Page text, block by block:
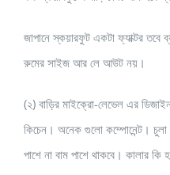
জাপানে স্কয়ারফুট একটা ফ্যাক্টর তবে
রুমের সাইজ আর লে আউট নয়।
(২) বাড়ির মাইক্রো-লেভেল এর
কিচেন। অনেক গুলো কম্পোনেন্ট।
পাশে না বাম পাশে থাকবে। কালার কি